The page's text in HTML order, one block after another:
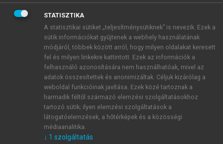
BELÉPÉS SAJÁT FIÓKKAL
ÚJ FIÓK LÉTREHOZÁSA
1 óra díjmentes hozzáférés
E-MAIL-CÍM
STATISZTIKA
A statisztikai sütiket „teljesítménysütiknek” is nevezik. Ezek a
sütik információkat gyűjtenek a webhely használatának
módjáról, többek között arról, hogy milyen oldalakat keresett
fel és milyen linkekre kattintott. Ezek az információk a
felhasználó azonosítására nem használhatóak, mivel az
adatok összesítettek és anonimizáltak. Céljuk kizárólag a
weboldal funkcióinak javítása. Ezek közé tartoznak a
harmadik féltől származó elemzési szolgáltatásokhoz
tartozó sütik; ilyen elemzési szolgáltatások a
látogatóelemzések, a hőtérképek és a közösségi
médiaanalitika.
↓ 1 szolgáltatás